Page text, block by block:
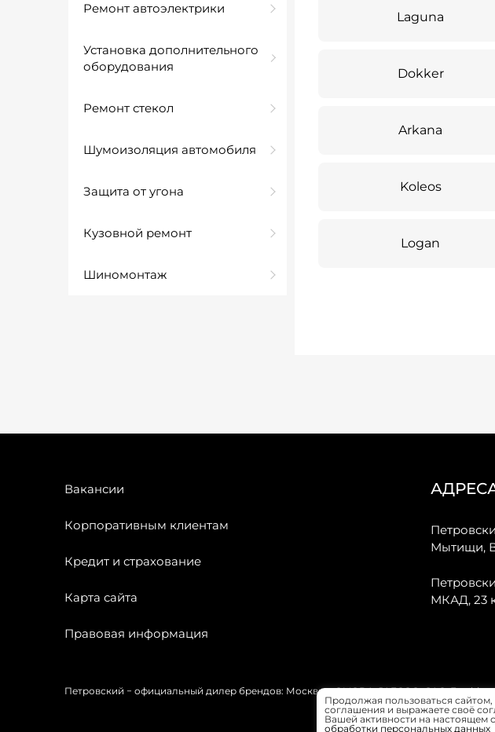
Ремонт автоэлектрики
Установка дополнительного
оборудования
Ремонт стекол
Шумоизоляция автомобиля
Защита от угона
Кузовной ремонт
Шиномонтаж
Laguna
Dokker
Arkana
Koleos
Logan
Вакансии
Корпоративным клиентам
Кредит и страхование
Карта сайта
Правовая информация
Мытищи,
МКАД, 23
Петровский − официальный дилер брендов: Москвич, OMODA, JAECOO, GAC,
Продолжая пользоваться
соглашения и выражаете своё
Вашей активности на настоящем
обработки персональных данных